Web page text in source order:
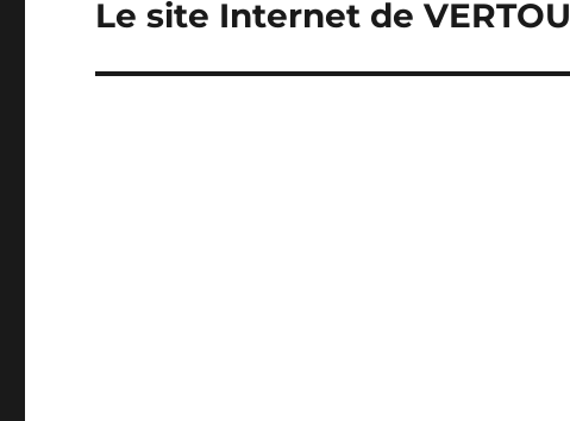
Publication
Le site Internet de VERTOU